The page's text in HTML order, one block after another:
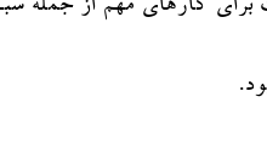
برای کارهای مهم از